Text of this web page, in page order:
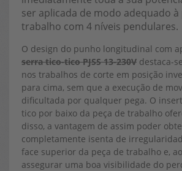
ser aplicada de modo adequado à
trabalho com 4 níveis pendulares.
O design do punho longitudinal com
serra tico-tico PJSS 13-230V destaca-
nos trabalhos de corte em posição
para cima, sem que a execução de
dificultada por qualquer pega. O
tico por baixo da peça de trabalho
disso, a vantagem de assim poder
completamente isenta de
face superior da peça de trabalho e,
assegurar uma boa visibilidade do